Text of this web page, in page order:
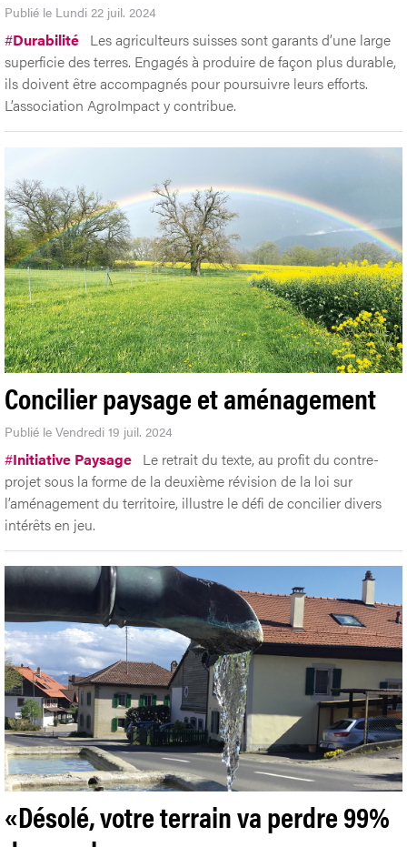
Publié le Lundi 22 juil. 2024
#Durabilité Les agriculteurs suisses sont garants d’une large
superficie des terres. Engagés à produire de façon plus durable,
ils doivent être accompagnés pour poursuivre leurs efforts.
L’association AgroImpact y contribue.
Concilier paysage et aménagement
Publié le Vendredi 19 juil. 2024
#Initiative Paysage Le retrait du texte, au profit du contre-
projet sous la forme de la deuxième révision de la loi sur
l’aménagement du territoire, illustre le défi de concilier divers
intérêts en jeu.
«Désolé, votre terrain va perdre 99%